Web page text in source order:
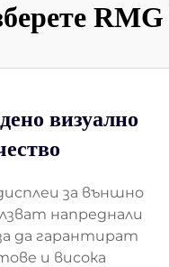
визуално
за външно
напреднали
да гарантират
и висока